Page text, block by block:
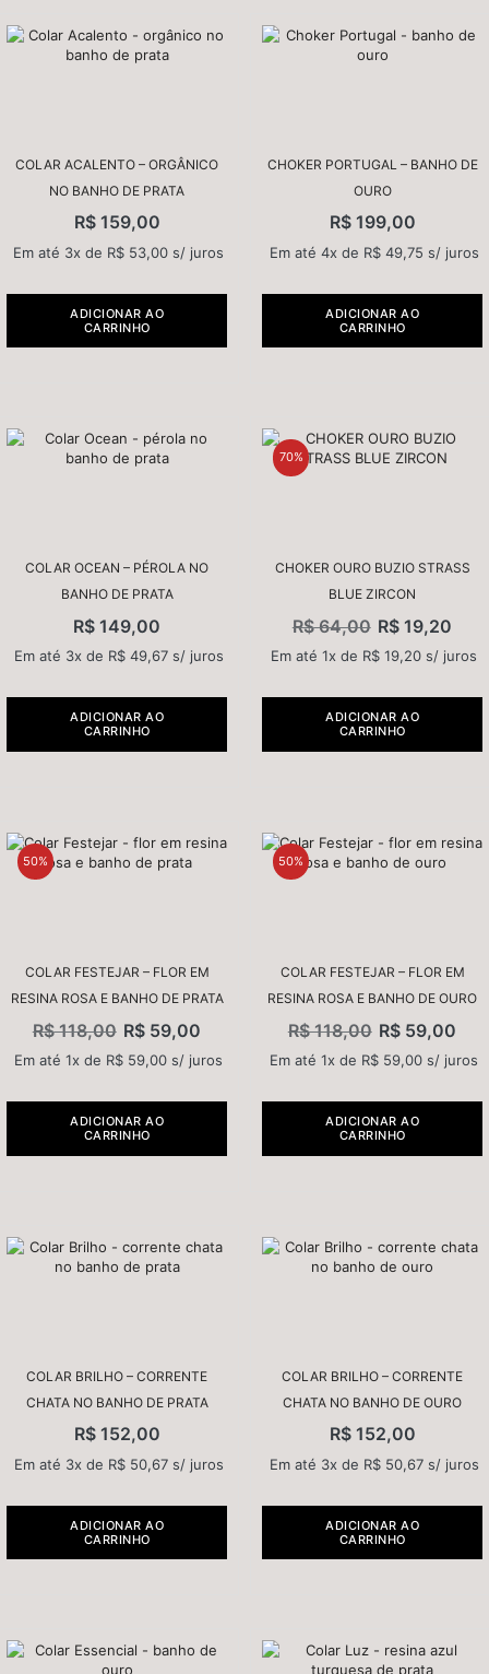
COLAR ACALENTO – ORGÂNICO
NO BANHO DE PRATA
R$159,00
Em até 3x de R$ 53,00 s/ juros
ADICIONAR AO
CARRINHO
CHOKER PORTUGAL – BANHO DE
OURO
R$199,00
Em até 4x de R$49,75 s/ juros
ADICIONAR AO
CARRINHO
COLAR OCEAN – PÉROLA NO
BANHO DE PRATA
R$ 149,00
Em até 3x de R$49,67s/ juros
ADICIONAR AO
CARRINHO
70%
CHOKER OURO BUZIO STRASS
BLUE ZIRCON
R$64,00 R$ 19,20
Em até 1x de R$ 19,20 s/ juros
ADICIONAR AO
CARRINHO
50%
COLAR FESTEJAR – FLOR EM
RESINA ROSA E BANHO DE PRATA
R$118,00 R$ 59,00
Em até 1x de R$ 59,00 s/ juros
ADICIONAR AO
CARRINHO
50%
COLAR FESTEJAR – FLOR EM
RESINA ROSA E BANHO DE OURO
R$118,00 R$ 59,00
Em até 1x de R$ 59,00 s/ juros
ADICIONAR AO
CARRINHO
COLAR BRILHO – CORRENTE
CHATA NO BANHO DE PRATA
R$152,00
Em até 3x de R$50,67s/ juros
ADICIONAR AO
CARRINHO
COLAR BRILHO – CORRENTE
CHATA NO BANHO DE OURO
R$152,00
Em até 3x de R$50,67s/ juros
ADICIONAR AO
CARRINHO